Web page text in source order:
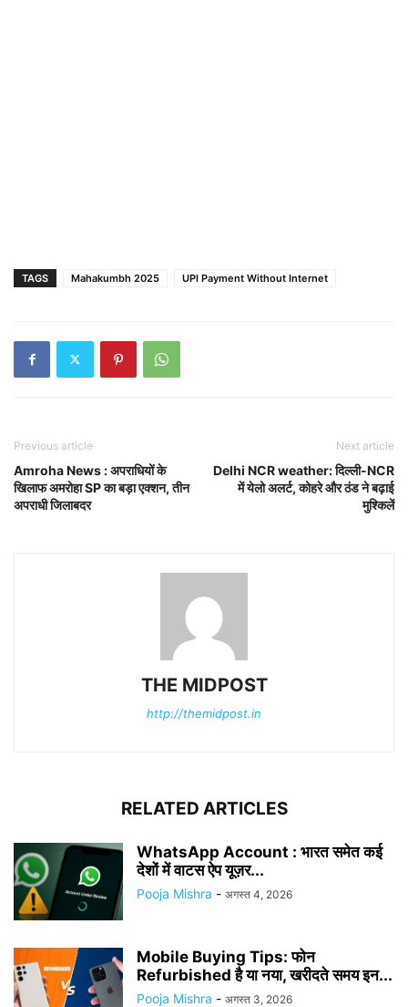
TAGS Mahakumbh 2025 UPI Payment Without Internet
Previous article
Amroha News : अपराधियों के
खिलाफ अमरोहा SP का बड़ा एक्शन, तीन
अपराधी जिलाबदर
Next article
Delhi NCR weather: दिल्ली-NCR
में येलो अलर्ट, कोहरे और ठंड ने बढ़ाई
मुश्किलें
THE MIDPOST
http://themidpost.in
RELATED ARTICLES
WhatsApp Account : भारत समेत कई
देशों में वाटस ऐप यूज़र...
Pooja Mishra - अगस्त 4, 2026
Mobile Buying Tips: फोन
Refurbished है या नया, खरीदते समय इन...
Pooja Mishra - अगस्त 3, 2026